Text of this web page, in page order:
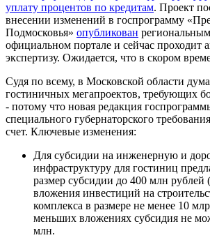
уплату процентов по кредитам. Проект
внесении изменений в госпрограмму
Подмосковья» опубликован
официальном портале и сейчас проходит
экспертизу. Ожидается, что в скором
Судя по всему, в Московской области
гостиничных мегапроектов, требующих
- потому что новая редакция
специального губернаторского
счет. Ключевые изменения:
Для субсидии на инженерную и
инфраструктуру для гостиниц
размер субсидии до 400 млн рублей
вложения инвестиций на
комплекса в размере не менее 10
меньших вложениях субсидия не
млн.